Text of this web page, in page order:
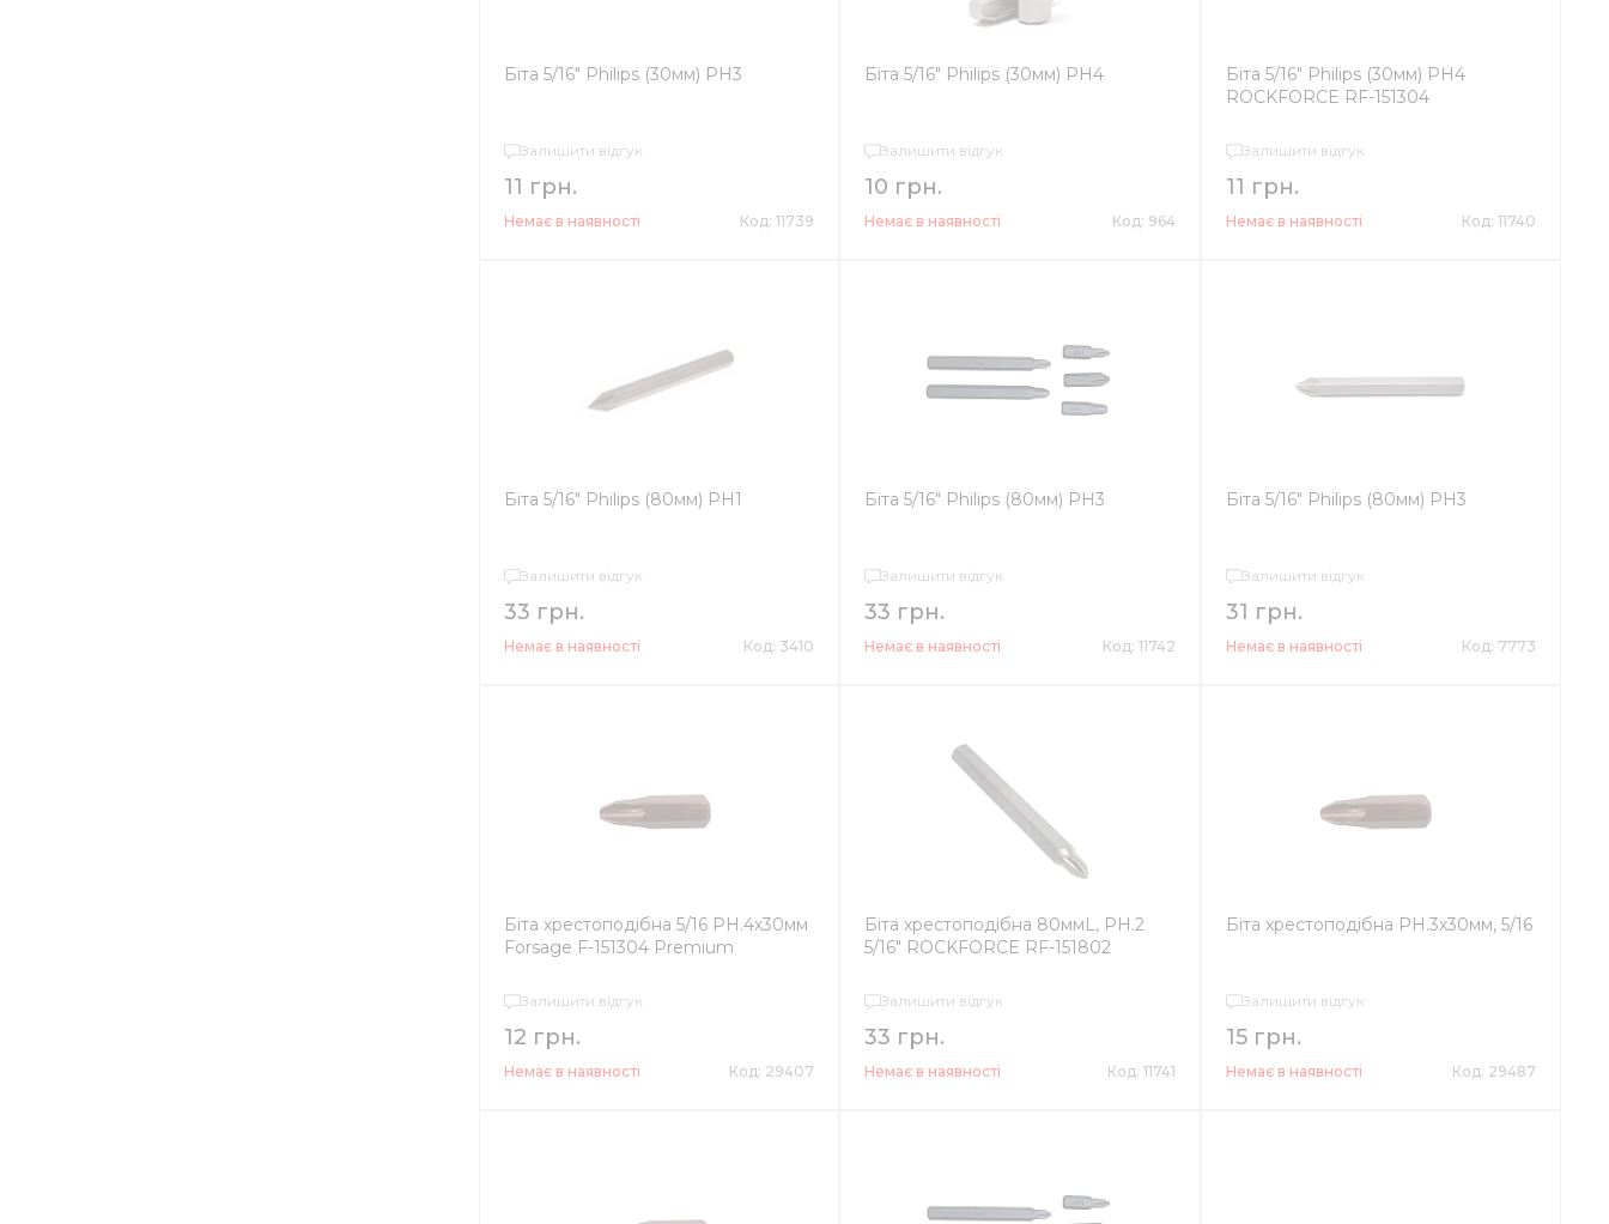
Біта 5/16" Philips (30мм) PH3
Залишити відгук
11 грн.
Немає в наявності Код: 11739
Біта 5/16" Philips (30мм) PH4
Залишити відгук
10 грн.
Немає в наявності Код: 964
Біта 5/16" Philips (30мм) PH4
ROCKFORCE RF-151304
Залишити відгук
11 грн.
Немає в наявності Код: 11740
Біта 5/16" Philips (80мм) PH1
Залишити відгук
33 грн.
Немає в наявності Код: 3410
Біта 5/16" Philips (80мм) PH3
Залишити відгук
33 грн.
Немає в наявності Код: 11742
Біта 5/16" Philips (80мм) PH3
Залишити відгук
31 грн.
Немає в наявності Код: 7773
Біта хрестоподібна 5/16 РН.4х30мм
Forsage F-151304 Premium
Залишити відгук
12 грн.
Немає в наявності Код: 29407
Біта хрестоподібна 80ммL, PH.2
5/16" ROCKFORCE RF-151802
Залишити відгук
33 грн.
Немає в наявності Код: 11741
Біта хрестоподібна РН.3х30мм, 5/16
Залишити відгук
15 грн.
Немає в наявності Код: 29487